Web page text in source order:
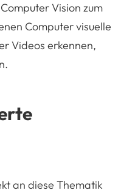
Vision zum
Computer visuelle
Videos erkennen,
an diese Thematik